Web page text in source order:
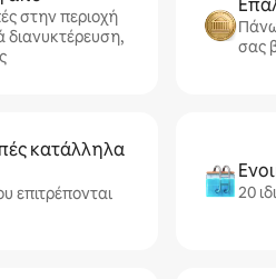
στην περιοχή
διανυκτέρευση,
σας
κατάλληλα
επιτρέπονται
20